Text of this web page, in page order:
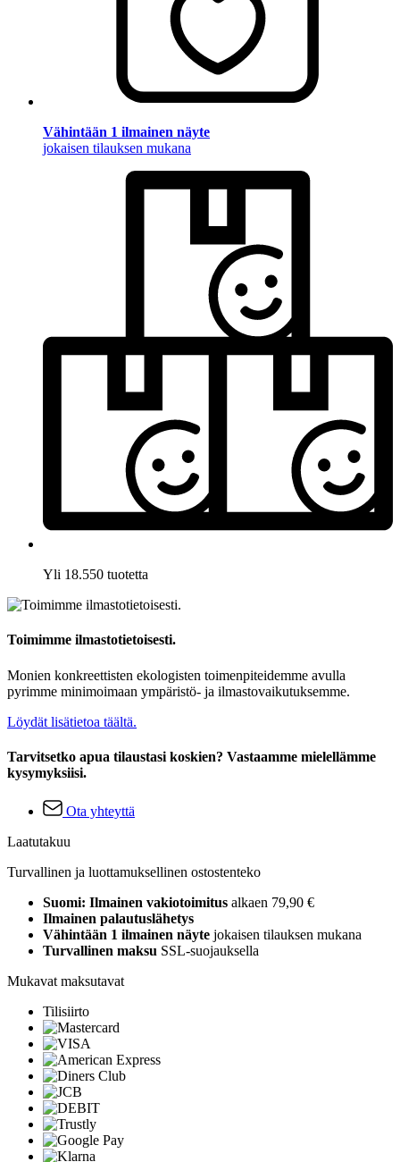
Vähintään 1 ilmainen näyte
jokaisen tilauksen mukana
Yli 18.550 tuotetta
Toimimme ilmastotietoisesti.
Monien konkreettisten ekologisten toimenpiteidemme avulla
pyrimme minimoimaan ympäristö- ja ilmastovaikutuksemme.
Löydät lisätietoa täältä.
Tarvitsetko apua tilaustasi koskien? Vastaamme mielellämme
kysymyksiisi.
Ota yhteyttä
Laatutakuu
Turvallinen ja luottamuksellinen ostostenteko
Suomi: Ilmainen vakiotoimitus alkaen 79,90 €
Ilmainen palautuslähetys
Vähintään 1 ilmainen näyte jokaisen tilauksen mukana
Turvallinen maksu SSL-suojauksella
Mukavat maksutavat
Tilisiirto